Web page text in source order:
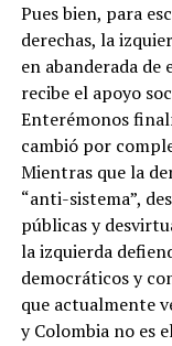
Pues bien, para
derechas, la
en abanderada de
recibe el apoyo
Enterémonos
cambió por
Mientras que la
“anti-sistema”,
públicas y
la izquierda
democráticos y
que actualmente
y Colombia no es